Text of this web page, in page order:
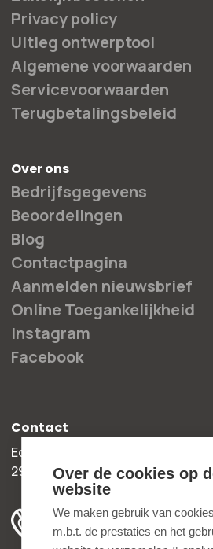
Privacy policy
Uitleg ontwerptool
Algemene voorwaarden
Servicevoorwaarden
Terugbetalingsbeleid
Over ons
Bedrijfsgegevens
Beoordelingen
Blog
Contactpagina
Aanmelden nieuwsbrief
Online Toegankelijkheid
Instagram
Facebook
Contact
Edisonweg 30b
2952 AD Alblasserdam
+31 78 204 90 50
ma t/m vr 8.00 - 16.30 uur
Over de cookies op
website
We maken gebruik van
m.b.t. de prestaties en het